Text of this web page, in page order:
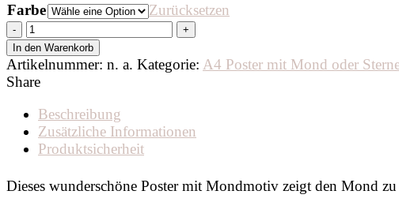
Farbe
Zurücksetzen
wunderschönes
Mond-
Poster
A4
überwiegend
weißen
Hintergrund
deinem
In den Warenkorb
Artikelnummer: n. a. Kategorie: A4 Poster mit Mond oder
Share
Beschreibung
Zusätzliche Informationen
Produktsicherheit
Dieses wunderschöne Poster mit Mondmotiv zeigt den Mond